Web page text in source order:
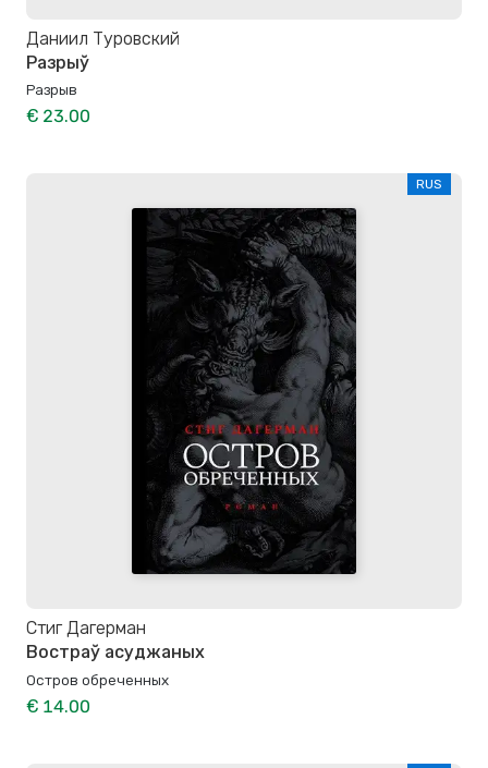
Даниил Туровский
Разрыў
Разрыв
€ 23.00
RUS
Стиг Дагерман
Востраў асуджаных
Остров обреченных
€ 14.00